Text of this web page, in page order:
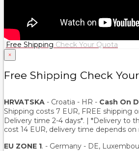
Free Shipping Check Your Quota
×
Free Shipping Check
HRVATSKA - Croatia - HR - Cash On
Shipping costs 7 EUR, FREE shipping
Delivery time 2-4 days*. | *Delivery to
cost 14 EUR, delivery time depends
EU ZONE 1. - Germany - DE,